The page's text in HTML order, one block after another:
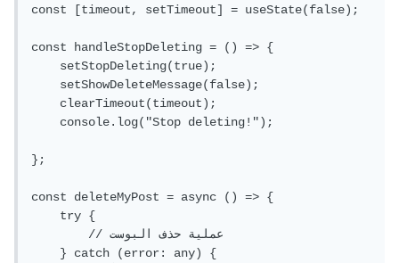
const [timeout, setTimeout] = useState(false);
const handleStopDeleting = () => {
    setStopDeleting(true);
    setShowDeleteMessage(false);
    clearTimeout(timeout);
    console.log("Stop deleting!");
};
const deleteMyPost = async () => {
    try {
        // عملية حذف البوست
    } catch (error: any) {